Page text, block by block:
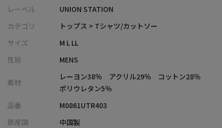
・主張しすぎない立体感で、コーディネートに自然なアクセント
をプラス。
■コーディネート提案
・1枚着としてさらっと着るだけで、程よく存在感のあるスタイリ
・ジャケットやブルゾンのインナーとして、素材感を活かしたレ
・デニムからスラックスまで合わせやすく、デイリーに使える万
能アイテム。
レーベル
UNION STATION
カテゴリ
トップス > Tシャツ/カットソー
サイズ
M L LL
性別
MENS
素材
レーヨン38％ アクリル29％ コットン28％
ポリウレタン5％
品番
M0861UTR403
原産国
中国製